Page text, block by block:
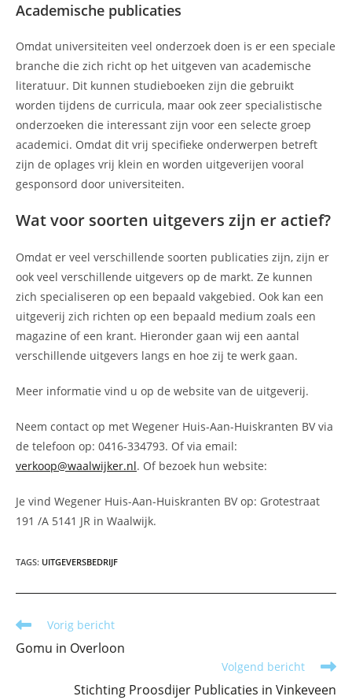
Academische publicaties
Omdat universiteiten veel onderzoek doen is er een speciale
branche die zich richt op het uitgeven van academische
literatuur. Dit kunnen studieboeken zijn die gebruikt
worden tijdens de curricula, maar ook zeer specialistische
onderzoeken die interessant zijn voor een selecte groep
academici. Omdat dit vrij specifieke onderwerpen betreft
zijn de oplages vrij klein en worden uitgeverijen vooral
gesponsord door universiteiten.
Wat voor soorten uitgevers zijn er actief?
Omdat er veel verschillende soorten publicaties zijn, zijn er
ook veel verschillende uitgevers op de markt. Ze kunnen
zich specialiseren op een bepaald vakgebied. Ook kan een
uitgeverij zich richten op een bepaald medium zoals een
magazine of een krant. Hieronder gaan wij een aantal
verschillende uitgevers langs en hoe zij te werk gaan.
Meer informatie vind u op de website van de uitgeverij.
Neem contact op met Wegener Huis-Aan-Huiskranten BV via
de telefoon op: 0416-334793. Of via email:
verkoop@waalwijker.nl. Of bezoek hun website:
Je vind Wegener Huis-Aan-Huiskranten BV op: Grotestraat
191 /A 5141 JR in Waalwijk.
TAGS: UITGEVERSBEDRIJF
Lees
artikelen
Vorig bericht
Gomu in Overloon
Volgend bericht
Stichting Proosdijer Publicaties in Vinkeveen